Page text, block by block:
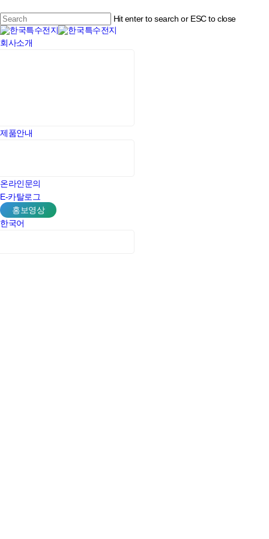
to
main
content
Hit enter to search or ESC to close
Close
Search
Menu
회사소개
제품안내
온라인문의
E-카탈로그
홍보영상
한국어